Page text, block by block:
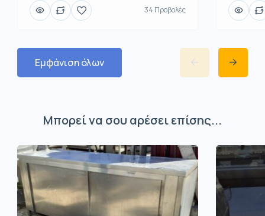
34 Προβολές
Εμφάνιση όλων
Μπορεί να σου αρέσει επίσης...